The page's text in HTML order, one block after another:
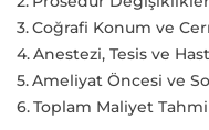
Coğrafi Konum ve
Anestezi, Tesis ve
Ameliyat Öncesi ve
Toplam Maliyet